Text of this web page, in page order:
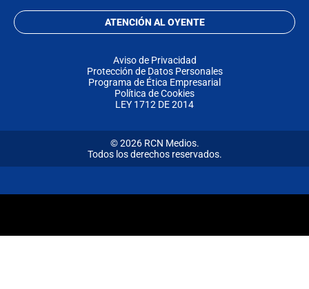
ATENCIÓN AL OYENTE
Aviso de Privacidad
Protección de Datos Personales
Programa de Ética Empresarial
Política de Cookies
LEY 1712 DE 2014
© 2026 RCN Medios.
Todos los derechos reservados.